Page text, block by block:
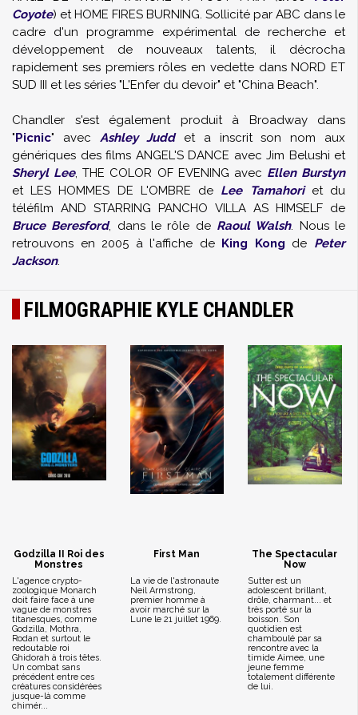
Coyote) et HOME FIRES BURNING. Sollicité par ABC dans le
cadre d'un programme expérimental de recherche et
développement de nouveaux talents, il décrocha
rapidement ses premiers rôles en vedette dans NORD ET
SUD III et les séries "L'Enfer du devoir" et "China Beach".
Chandler s'est également produit à Broadway dans
"Picnic" avec Ashley Juddet a inscrit son nom aux
génériques des films ANGEL'S DANCE avec Jim Belushi et
Sheryl Lee, THE COLOR OF EVENING avec Ellen Burstyn
et LES HOMMES DE L'OMBRE de Lee Tamahoriet du
téléfilm AND STARRING PANCHO VILLA AS HIMSELF de
Bruce Beresford, dans le rôle de Raoul Walsh. Nous le
retrouvons en 2005 à l'affiche de King Kong de Peter
Jackson.
FILMOGRAPHIE KYLE CHANDLER
Godzilla II Roi des
Monstres
L'agence crypto-
zoologique Monarch
doit faire face à une
vague de monstres
titanesques, comme
Godzilla, Mothra,
Rodan et surtout le
redoutable roi
Ghidorah à trois têtes.
Un combat sans
précédent entre ces
créatures considérées
jusque-là comme
chimér...
First Man
La vie de l'astronaute
Neil Armstrong,
premier homme à
avoir marché sur la
Lune le 21 juillet 1969.
The Spectacular
Now
Sutter est un
adolescent brillant,
drôle, charmant... et
très porté sur la
boisson. Son
quotidien est
chamboulé par sa
rencontre avec la
timide Aimee, une
jeune femme
totalement différente
de lui.